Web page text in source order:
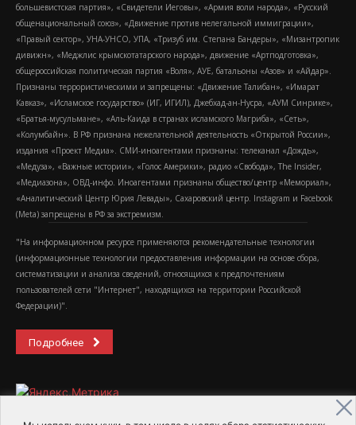
большевистская партия», «Свидетели Иеговы», «Армия воли народа», «Русский
общенациональный союз», «Движение против нелегальной иммиграции»,
«Правый сектор», УНА-УНСО, УПА, «Тризуб им. Степана Бандеры», «Мизантропик
дивижн», «Меджлис крымскотатарского народа», движение «Артподготовка»,
общероссийская политическая партия «Воля», АУЕ, батальоны «Азов» и «Айдар».
Признаны террористическими и запрещены: «Движение Талибан», «Имарат
Кавказ», «Исламское государство» (ИГ, ИГИЛ), Джебхад-ан-Нусра, «АУМ Синрике»,
«Братья-мусульмане», «Аль-Каида в странах исламского Магриба», «Сеть»,
«Колумбайн». В РФ признана нежелательной деятельность «Открытой России»,
издания «Проект Медиа». СМИ-иноагентами признаны: телеканал «Дождь»,
«Медуза», «Важные истории», «Голос Америки», радио «Свобода», The Insider,
«Медиазона», ОВД-инфо. Иноагентами признаны общество/центр «Мемориал»,
«Аналитический Центр Юрия Левады», Сахаровский центр. Instagram и Facebook
(Metа) запрещены в РФ за экстремизм.
"На информационном ресурсе применяются рекомендательные технологии
(информационные технологии предоставления информации на основе сбора,
систематизации и анализа сведений, относящихся к предпочтениям
пользователей сети "Интернет", находящихся на территории Российской
Федерации)".
Подробнее